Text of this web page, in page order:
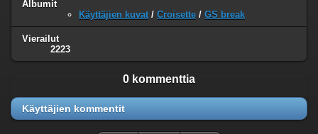
Albumit
Käyttäjien kuvat / Croisette / GS break
Vierailut
2223
0 kommenttia
Käyttäjien kommentit